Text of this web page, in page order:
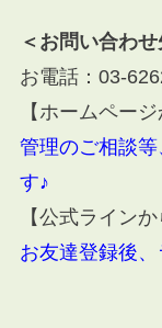
＜お問い合わせ
お電話： 03-
【ホームペー
管理のご相談
す♪
【公式ライン
お友達登録後